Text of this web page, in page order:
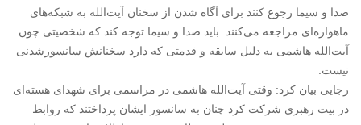
صدا و سیما رجوع کنند برای آگاه شدن از سخنان آیت‌الله به شبکه‌های
ماهواره‌ای مراجعه می‌کنند. باید صدا و سیما توجه کند که شخصیتی چون
آیت‌الله هاشمی به دلیل سابقه و قدمتی که دارد سخنانش سانسورشدنی
نیست.
رجایی بیان کرد: وقتی آیت‌الله هاشمی در مراسمی برای شهدای هسته‌ای
در بیت رهبری شرکت کرد چنان به سانسور ایشان پرداختند که روابط